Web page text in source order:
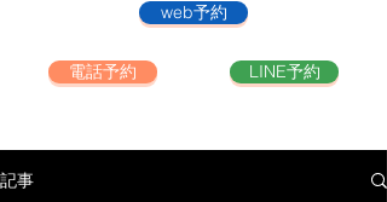
web予約
電話予約 LINE予約
記事